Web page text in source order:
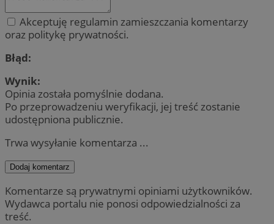
Akceptuję regulamin zamieszczania komentarzy
oraz politykę prywatności.
Błąd:
Wynik:
Opinia została pomyślnie dodana.
Po przeprowadzeniu weryfikacji, jej treść zostanie
udostępniona publicznie.
Trwa wysyłanie komentarza ...
Dodaj komentarz
Komentarze są prywatnymi opiniami użytkowników.
Wydawca portalu nie ponosi odpowiedzialności za
treść.